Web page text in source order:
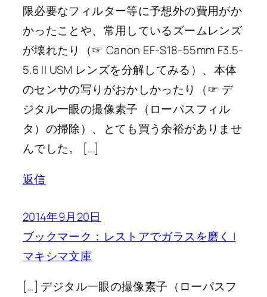
限必要なフィルター等に予想外の費用がか
かったことや、常用しているズームレンズ
が壊れたり（☞ Canon EF-S18-55mm F3.5-
5.6 II USM レンズを分解してみる）、本体
のセンサの写りがおかしかったり（☞ デ
ジタル一眼の撮像素子（ローパスフィル
タ）の掃除）、とても買う余裕がありませ
んでした。 […]
返信
2014年9月20日
ブックマーク：レストアでガラスを磨く |
マキシマ文庫
[…] デジタル一眼の撮像素子（ローパスフ